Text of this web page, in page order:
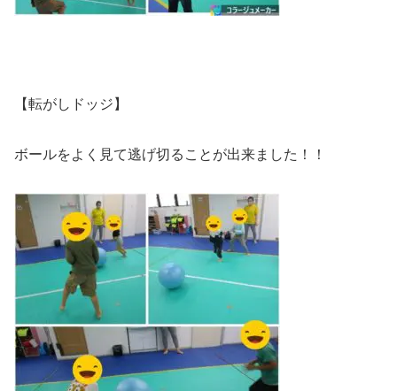
【転がしドッジ】
ボールをよく見て逃げ切ることが出来ました！！